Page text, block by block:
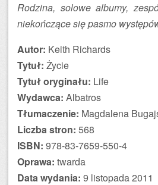
Rodzina, solowe albumy,
niekończące się pasmo
Autor: Keith Richards
Tytuł: Życie
Tytuł oryginału: Life
Wydawca: Albatros
Tłumaczenie: Magdalena
Liczba stron: 568
ISBN: 978-83-7659-550-4
Oprawa: twarda
Data wydania: 9 listopada 2011